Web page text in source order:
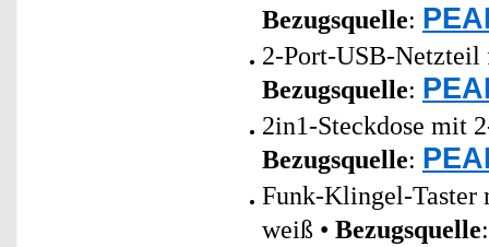
Bezugsquelle:
2-Port-USB-Netzteil
Bezugsquelle:
2in1-Steckdose mit
Bezugsquelle:
Funk-Klingel-Taster
weiß • Bezugsquelle